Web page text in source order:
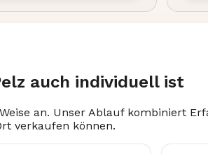
auch individuell ist
an. Unser Ablauf kombiniert
verkaufen können.